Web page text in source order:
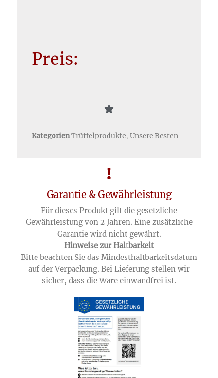
Preis:
KategorienTrüffelprodukte, Unsere Besten
Garantie & Gewährleistung
Für dieses Produkt gilt die gesetzliche
Gewährleistung von 2 Jahren. Eine zusätzliche
Garantie wird nicht gewährt.
Hinweise zur Haltbarkeit
Bitte beachten Sie das Mindesthaltbarkeitsdatum
auf der Verpackung. Bei Lieferung stellen wir
sicher, dass die Ware einwandfrei ist.